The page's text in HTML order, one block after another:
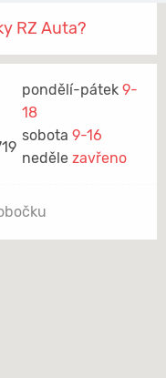
RZ Auta?
pondělí-pátek 9-
18
sobota 9-16
neděle zavřeno